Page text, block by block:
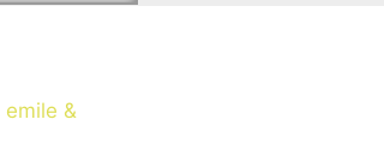
emile &